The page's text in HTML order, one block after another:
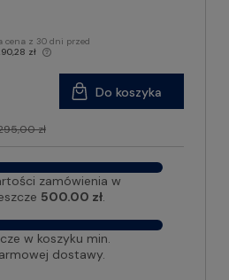
cena z 30 dni przed
zł
zł
Do koszyka
zamówienia w
500.00 zł.
w koszyku min.
dostawy.